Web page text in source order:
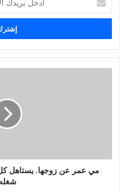
خ
ب
ر
مي عمر عن زوجها. يستاهل كل